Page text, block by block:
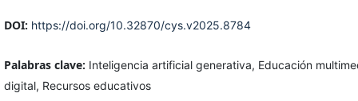
DOI: https://doi.org/10.32870/cys.v2025.8784
Palabras clave: Inteligencia artificial generativa, Educación
digital, Recursos educativos